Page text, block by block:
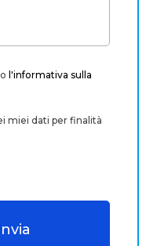
l'informativa sulla
miei dati per finalità